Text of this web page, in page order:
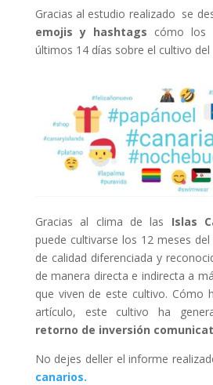
Gracias al estudio realizado se
emojis y hashtags cómo los
últimos 14 días sobre el cultivo del
Gracias al clima de las Islas
puede cultivarse los 12 meses
de calidad diferenciada y
de manera directa e indirecta a
que viven de este cultivo. Cómo
artículo, este cultivo ha
retorno de inversión
No dejes deller el informe
canarios.